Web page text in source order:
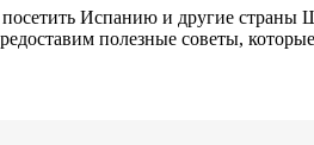
Испанию и другие страны
полезные советы,